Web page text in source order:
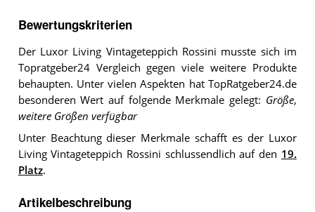
Bewertungskriterien
Der Luxor Living Vintageteppich Rossini musste sich im
Topratgeber24 Vergleich gegen viele weitere Produkte
behaupten. Unter vielen Aspekten hat TopRatgeber24.de
besonderen Wert auf folgende Merkmale gelegt: Größe,
weitere Größen verfügbar
Unter Beachtung dieser Merkmale schafft es der Luxor
Living Vintageteppich Rossini schlussendlich auf den 19.
Platz.
Artikelbeschreibung